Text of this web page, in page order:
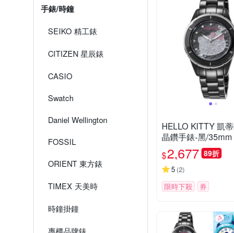
手錶/時鐘
SEIKO 精工錶
CITIZEN 星辰錶
CASIO
Swatch
Daniel Wellington
FOSSIL
ORIENT 東方錶
TIMEX 天美時
時鐘掛鐘
HELLO KITTY 凱
晶鑽手錶-黑/35mm
$2,677 89折
5 (2)
限時下殺 券